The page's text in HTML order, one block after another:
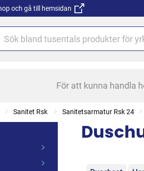
och gå till hemsidan
För att kunna handla
Sanitet Rsk Sanitetsarmatur Rsk 24
Kategorier